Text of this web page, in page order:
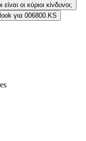
είναι οι κύριοι κίνδυνοι;
για 006800.KS